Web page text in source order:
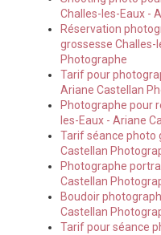
Challes-les-Eaux -
Réservation
grossesse Challes-
Photographe
Tarif pour
Ariane Castellan
Photographe pour
les-Eaux - Ariane
Tarif séance photo
Castellan
Photographe
Castellan
Boudoir
Castellan
Tarif pour séance